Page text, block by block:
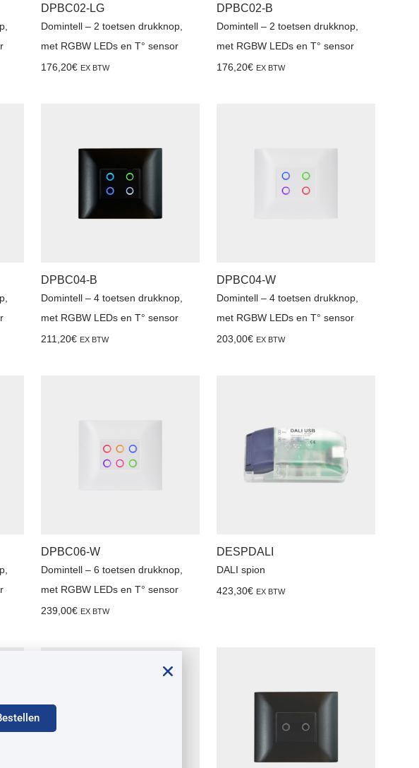
DPBC02-LG
Domintell – 2 toetsen drukknop,
met RGBW LEDs en T° sensor
176,20€ EX BTW
DPBC02-B
Domintell – 2 toetsen drukknop,
met RGBW LEDs en T° sensor
176,20€ EX BTW
DPBC04-B
Domintell – 4 toetsen drukknop,
met RGBW LEDs en T° sensor
211,20€ EX BTW
DPBC04-W
Domintell – 4 toetsen drukknop,
met RGBW LEDs en T° sensor
203,00€ EX BTW
DPBC06-W
Domintell – 6 toetsen drukknop,
met RGBW LEDs en T° sensor
239,00€ EX BTW
DESPDALI
DALI spion
423,30€ EX BTW